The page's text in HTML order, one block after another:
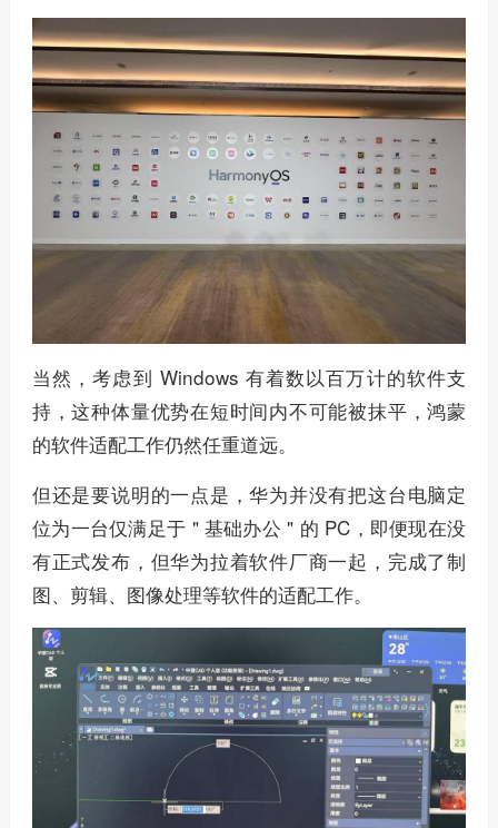
当然，考虑到 Windows 有着数以百万计的软件支
持，这种体量优势在短时间内不可能被抹平，鸿蒙
的软件适配工作仍然任重道远。
但还是要说明的一点是，华为并没有把这台电脑定
位为一台仅满足于 " 基础办公 " 的 PC，即便现在没
有正式发布，但华为拉着软件厂商一起，完成了制
图、剪辑、图像处理等软件的适配工作。